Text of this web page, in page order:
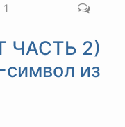
1
ЧАСТЬ 2)
символ из